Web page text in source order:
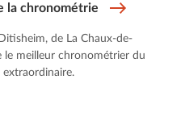
la chronométrie
de La Chaux-de-
le meilleur chronométrier du
extraordinaire.